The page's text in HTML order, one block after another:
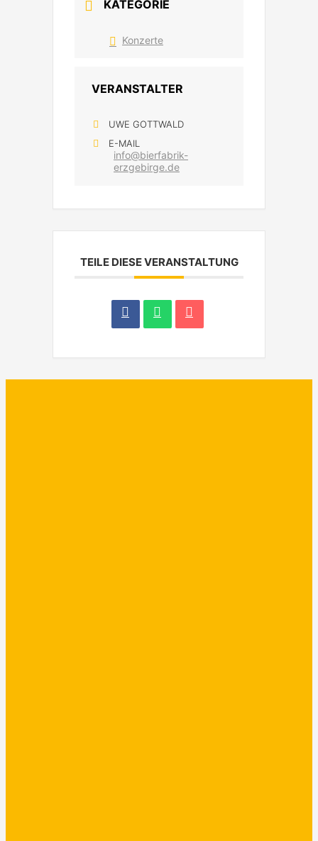
KATEGORIE
Konzerte
VERANSTALTER
UWE GOTTWALD
E-MAIL
info@bierfabrik-
erzgebirge.de
TEILE DIESE VERANSTALTUNG